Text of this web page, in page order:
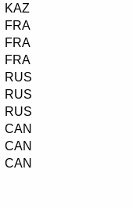
KAZ
FRA
FRA
FRA
RUS
RUS
RUS
CAN
CAN
CAN